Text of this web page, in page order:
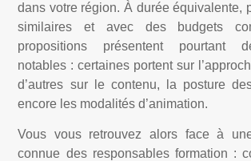
dans votre région. À durée équivalente,
similaires et avec des budgets
propositions présentent pourtant
notables : certaines portent sur
d’autres sur le contenu, la posture
encore les modalités d’animation.
Vous vous retrouvez alors face à
connue des responsables formation :